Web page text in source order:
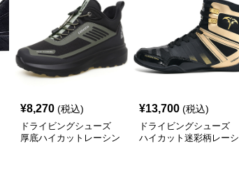
¥8,270 (税込)
ドライビングシューズ
厚底ハイカットレーシン
¥13,700 (税込)
ドライビングシューズ
ハイカット迷彩柄レーシ